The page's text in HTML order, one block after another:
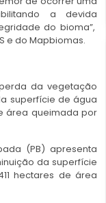
a devida
do bioma”,
e do Mapbiomas.
da vegetação
superfície de água
área queimada por
(PB) apresenta
da superfície
hectares de área